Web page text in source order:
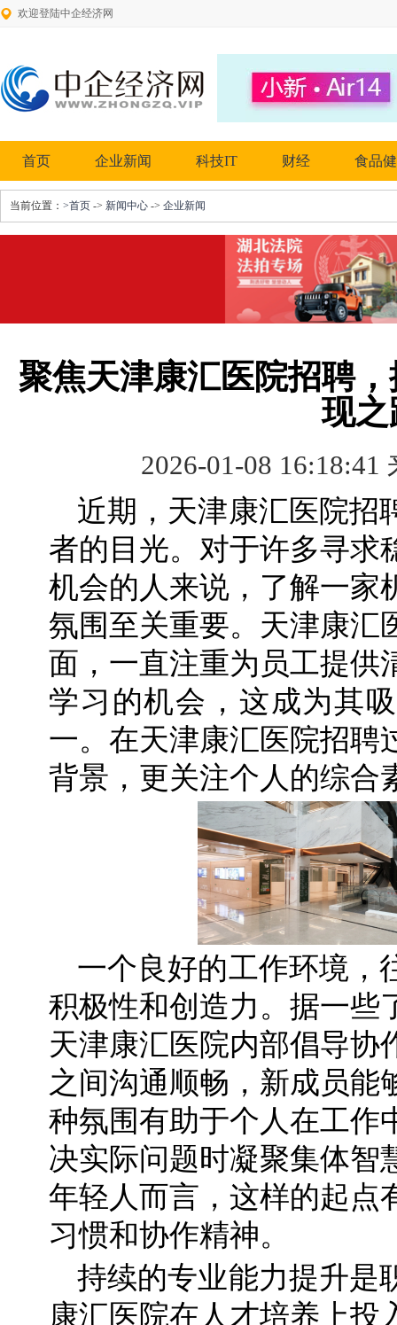
欢迎登陆中企经济网
首页 企业新闻 科技IT 财经 食品
当前位置： >首页 -> 新闻中心 -> 企业新闻
聚焦天津康汇医院招聘
现之
2026-01-08 16:18:41
近期，天津康汇医院招
者的目光。对于许多寻求
机会的人来说，了解一家
氛围至关重要。天津康汇
面，一直注重为员工提供
学习的机会，这成为其
一。在天津康汇医院招聘
背景，更关注个人的综合
一个良好的工作环境，
积极性和创造力。据一些
天津康汇医院内部倡导协
之间沟通顺畅，新成员能
种氛围有助于个人在工作
决实际问题时凝聚集体智
年轻人而言，这样的起点
习惯和协作精神。
持续的专业能力提升是
康汇医院在人才培养上投